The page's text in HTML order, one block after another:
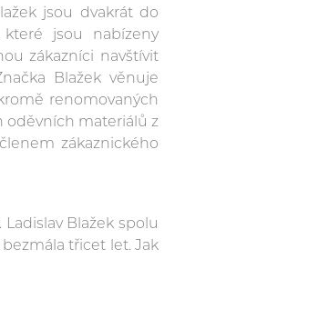
jsou dvakrát do
jsou nabízeny
zákazníci navštívit
Blažek věnuje
renomovaných
oděvních materiálů z
zákaznického
Blažek spolu
třicet let. Jak